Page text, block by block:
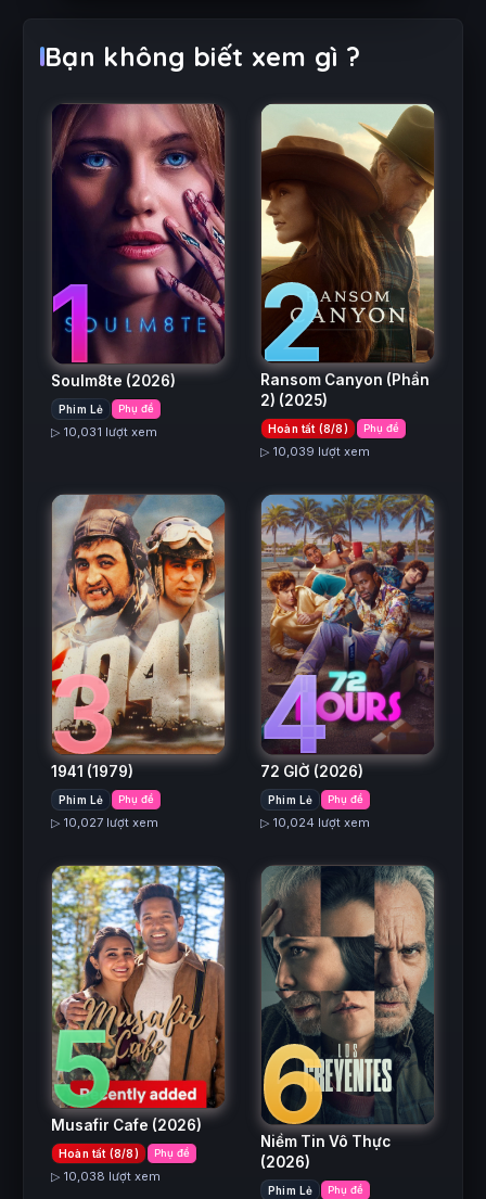
Bạn không biết xem gì ?
1
Soulm8te (2026)
Phim Lẻ Phụ đề
▷ 10,031 lượt xem
2
Ransom Canyon (Phần
2) (2025)
Hoàn tất (8/8) Phụ đề
▷ 10,039 lượt xem
3
1941 (1979)
Phim Lẻ Phụ đề
▷ 10,027 lượt xem
4
72 GIỜ (2026)
Phim Lẻ Phụ đề
▷ 10,024 lượt xem
5
Musafir Cafe (2026)
Hoàn tất (8/8) Phụ đề
▷ 10,038 lượt xem
6
Niềm Tin Vô Thực
(2026)
Phim Lẻ Phụ đề